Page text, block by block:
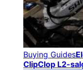
Buying Guides
ClipClop L2-